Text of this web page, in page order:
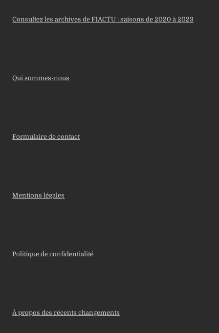
Consultez les archives de F1ACTU : saisons de 2020 à 2023
Qui sommes-nous
Formulaire de contact
Mentions légales
Politique de confidentialité
À propos des récents changements